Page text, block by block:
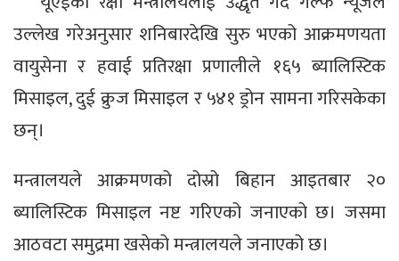
उल्लेख गरेअनुसार शनिबारदेखि सुरु भएको आक्रमणयता
वायुसेना र हवाई प्रतिरक्षा प्रणालीले १६५ ब्यालिस्टिक
मिसाइल, दुई क्रुज मिसाइल र ५४१ ड्रोन सामना गरिसकेका
छन्।
मन्त्रालयले आक्रमणको दोस्रो बिहान आइतबार २०
ब्यालिस्टिक मिसाइल नष्ट गरिएको जनाएको छ। जसमा
आठवटा समुद्रमा खसेको मन्त्रालयले जनाएको छ।